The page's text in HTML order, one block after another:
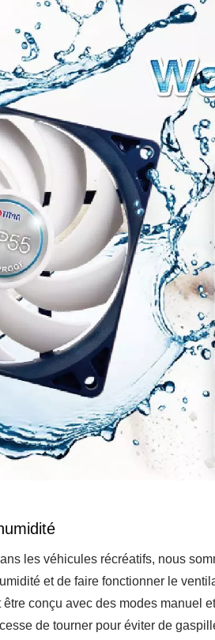
les véhicules récréatifs, nous
et de faire fonctionner le
conçu avec des modes manuel
de tourner pour éviter de